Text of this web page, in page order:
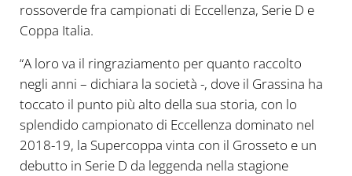
rossoverde fra campionati di Eccellenza, Serie D e
Coppa Italia.
“A loro va il ringraziamento per quanto raccolto
negli anni – dichiara la società -, dove il Grassina ha
toccato il punto più alto della sua storia, con lo
splendido campionato di Eccellenza dominato nel
2018-19, la Supercoppa vinta con il Grosseto e un
debutto in Serie D da leggenda nella stagione